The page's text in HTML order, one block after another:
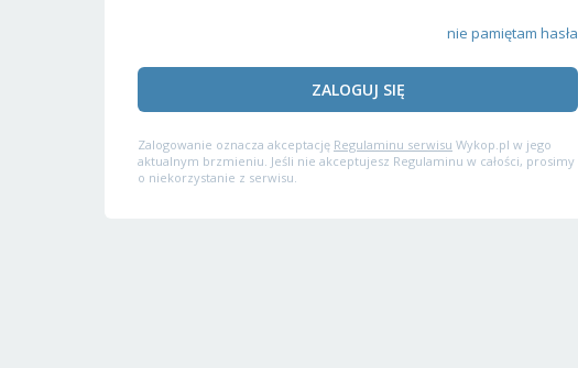
nie pamiętam hasła
ZALOGUJ SIĘ
Zalogowanie oznacza akceptację Regulaminu serwisu Wykop.pl w jego
aktualnym brzmieniu. Jeśli nie akceptujesz Regulaminu w całości, prosimy
o niekorzystanie z serwisu.